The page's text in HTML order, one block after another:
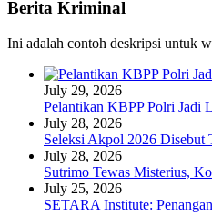
Berita Kriminal
Ini adalah contoh deskripsi untuk
July 29, 2026
Pelantikan KBPP Polri Jadi
July 28, 2026
Seleksi Akpol 2026 Disebut
July 28, 2026
Sutrimo Tewas Misterius,
July 25, 2026
SETARA Institute: